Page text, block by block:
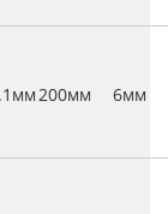
200мм 6мм